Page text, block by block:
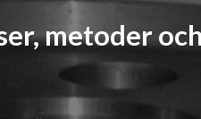
metoder